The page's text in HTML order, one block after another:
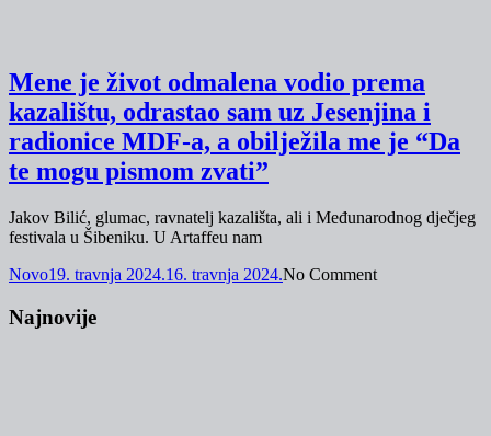
Mene je život odmalena vodio prema
kazalištu, odrastao sam uz Jesenjina i
radionice MDF-a, a obilježila me je “Da
te mogu pismom zvati”
Jakov Bilić, glumac, ravnatelj kazališta, ali i Međunarodnog dječjeg
festivala u Šibeniku. U Artaffeu nam
Novo19. travnja 2024.16. travnja 2024.No Comment
Najnovije